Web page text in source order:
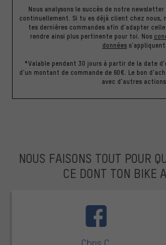
Nous analysons le succès de notre
continuellement. Si tu es déjà client chez nous,
tes dernières commandes afin d'adapter
rendre ainsi plus pertinente pour toi. Nos
données s'appliquent.
*Valable pendant 30 jours à partir de la date
d'un montant de commande de 60€. Le bon
avec d'autres
NOUS FAISONS TOUT POUR
CE DONT TON BIKE